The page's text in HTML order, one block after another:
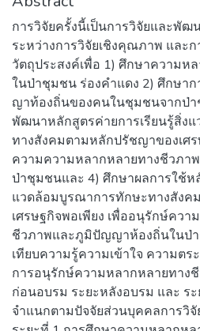
การวิจัยครั้งนี้เป็นการวิจัยและพัฒ
ระหว่างการวิจัยเชิงคุณภาพ และ
วัตถุประสงค์เพื่อ 1) ศึกษาความ
ในป่าชุมชน ร่องคำแดง 2) ศึกษา
ญาท้องถิ่นของคนในชุมชนจากป่า
พัฒนาหลักสูตรค่ายการเรียนรู้สิ่ง
ทางสังคมตามหลักปรัชญาของเศ
ความความหลากหลายทางชีวภ
ป่าชุมชนและ 4) ศึกษาผลการใช้ห
แวดล้อมบูรณาการทักษะทางสัง
เศรษฐกิจพอเพียง เพื่ออนุรักษ์คว
ชีวภาพและภูมิปัญญาห้องถิ่นในป่า
เทียบความรู้ความเข้าใจ ความต
การอนุรักษ์ความหลากหลายทาง
ก่อนอบรม ระยะหลังอบรม และ ร
จำแนกตามปัจจัยส่วนบุคคลการวิจั